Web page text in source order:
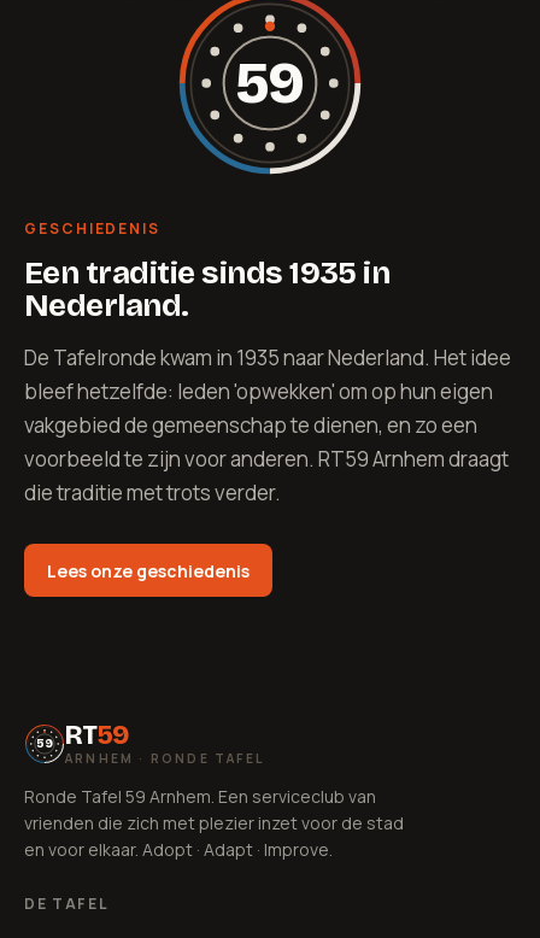
GESCHIEDENIS
Een traditie sinds 1935 in
Nederland.
De Tafelronde kwam in 1935 naar Nederland. Het idee
bleef hetzelfde: leden 'opwekken' om op hun eigen
vakgebied de gemeenschap te dienen, en zo een
voorbeeld te zijn voor anderen. RT59 Arnhem draagt
die traditie met trots verder.
Lees onze geschiedenis
59
59 RT59
ARNHEM · RONDE TAFEL
Ronde Tafel 59 Arnhem. Een serviceclub van
vrienden die zich met plezier inzet voor de stad
en voor elkaar. Adopt · Adapt · Improve.
DE TAFEL